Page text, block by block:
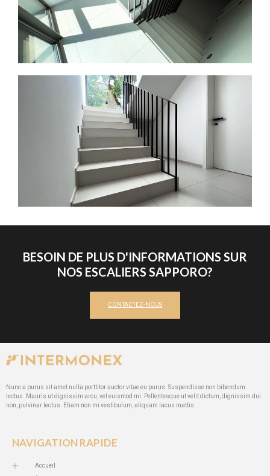
BESOIN DE PLUS D'INFORMATIONS SUR
NOS ESCALIERS SAPPORO?
CONTACTEZ-NOUS
Nunc a purus sit amet nulla porttitor auctor vitae eu purus. Suspendisse non bibendum
lectus. Mauris ut dignissim arcu, vel euismod mi. Pellentesque ut velit dictum, dignissim dui
non, pulvinar lectus. Etiam non mi vestibulum, aliquam lacus mattis.
NAVIGATION RAPIDE
Accueil